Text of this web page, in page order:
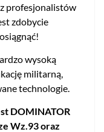
profesjonalistów
zdobycie
wysoką
militarną,
technologie.
DOMINATOR
Wz.93 oraz